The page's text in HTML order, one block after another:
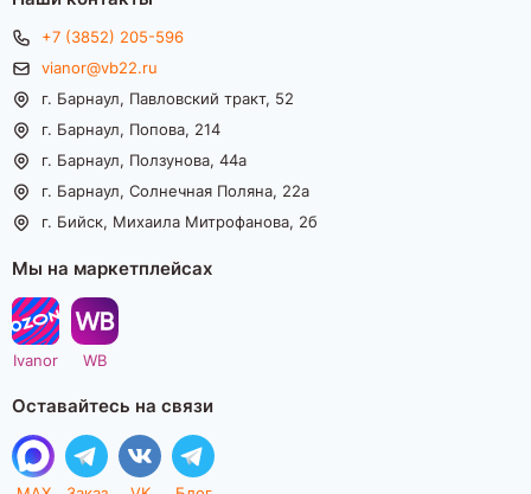
+7 (3852) 205-596
vianor@vb22.ru
г. Барнаул, Павловский тракт, 52
г. Барнаул, Попова, 214
г. Барнаул, Ползунова, 44а
г. Барнаул, Солнечная Поляна, 22а
г. Бийск, Михаила Митрофанова, 2б
Мы на маркетплейсах
Ivanor WB
Оставайтесь на связи